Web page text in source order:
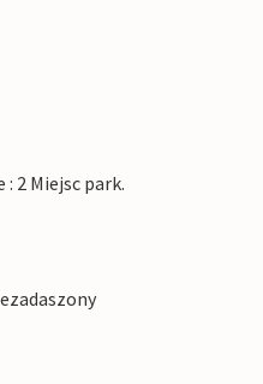
2 Miejsc park.